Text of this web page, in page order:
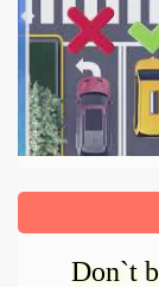
Don`t